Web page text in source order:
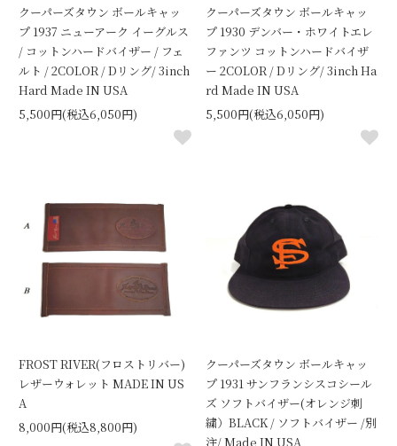
クーパーズタウン ボールキャッ
プ 1937 ニューアーク イーグルス
/ コットンハードバイザー / フェ
ルト / 2COLOR / Dリング/ 3inch
Hard Made IN USA
5,500円(税込6,050円)
クーパーズタウン ボールキャッ
プ 1930 デンバー・ホワイトエレ
ファンツ コットンハードバイザ
ー 2COLOR / Dリング/ 3inch Ha
rd Made IN USA
5,500円(税込6,050円)
FROST RIVER(フロストリバー)
レザーウォレット MADE IN US
A
8,000円(税込8,800円)
クーパーズタウン ボールキャッ
プ 1931 サンフランシスコシール
ズ ソフトバイザー(オレンジ刺
繍）BLACK / ソフトバイザー /別
注/ Made IN USA